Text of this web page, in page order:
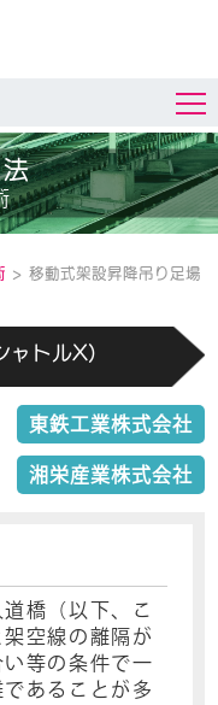
> 移動式架設昇降吊り足場
ャトルX）
東鉄工業株式会社
湘栄産業株式会社
橋（以下、こ
空線の離隔が
等の条件で一
あることが多